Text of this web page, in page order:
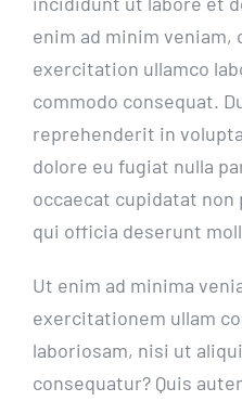
enim ad minim veniam,
exercitation ullamco
commodo consequat.
reprehenderit in
dolore eu fugiat nulla
occaecat cupidatat
qui officia deserunt
Ut enim ad minima
exercitationem ullam
laboriosam, nisi ut
consequatur? Quis